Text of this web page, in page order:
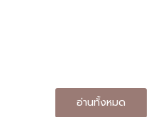
อ่านทั้งหมด